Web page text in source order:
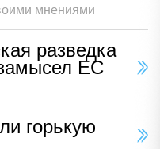
мнениями
разведка
ЕС
горькую